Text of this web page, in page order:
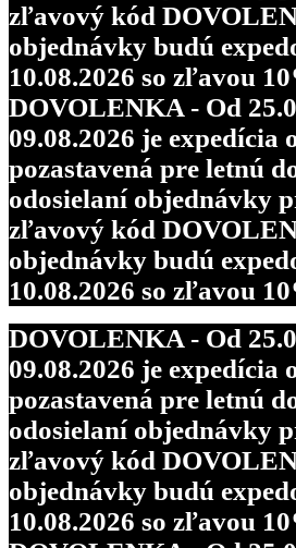
zľavový kód
objednávky budú
10.08.2026 so zľavou
DOVOLENKA - Od
09.08.2026 je expedícia
pozastavená pre letnú
odosielaní objednávky
zľavový kód
objednávky budú
10.08.2026 so zľavou
DOVOLENKA - Od
09.08.2026 je expedícia
pozastavená pre letnú
odosielaní objednávky
zľavový kód
objednávky budú
10.08.2026 so zľavou